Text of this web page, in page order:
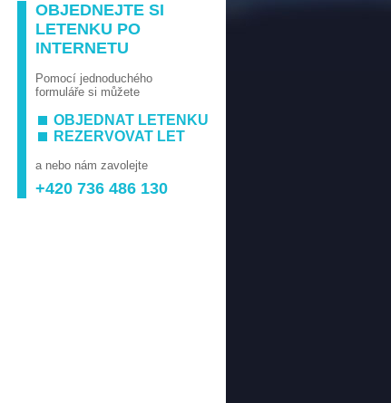
OBJEDNEJTE SI
LETENKU PO
INTERNETU
Pomocí jednoduchého
formuláře si můžete
OBJEDNAT LETENKU
REZERVOVAT LET
a nebo nám zavolejte
+420 736 486 130